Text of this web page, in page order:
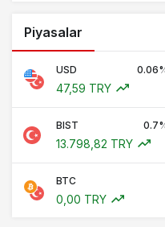
Piyasalar
USD
47,59 TRY
BIST
13.798,82 TRY
BTC
0,00 TRY